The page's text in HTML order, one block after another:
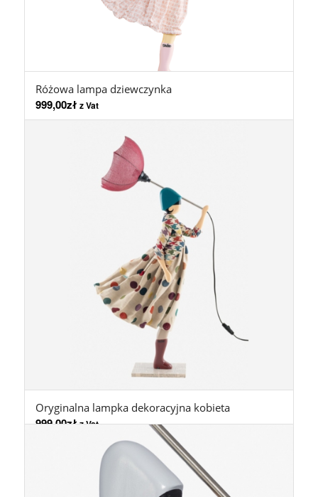
Różowa lampa dziewczynka
999,00zł z Vat
Oryginalna lampka dekoracyjna kobieta
999,00zł z Vat